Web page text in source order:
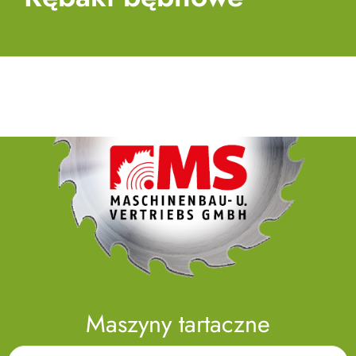
Maszyny tartaczne